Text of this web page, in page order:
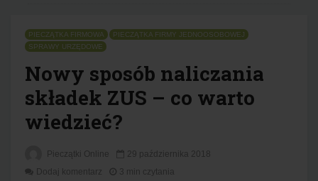
PIECZĄTKA FIRMOWA
PIECZĄTKA FIRMY JEDNOOSOBOWEJ
SPRAWY URZĘDOWE
Nowy sposób naliczania
składek ZUS – co warto
wiedzieć?
Pieczątki Online
29 października 2018
Dodaj komentarz
3 min czytania